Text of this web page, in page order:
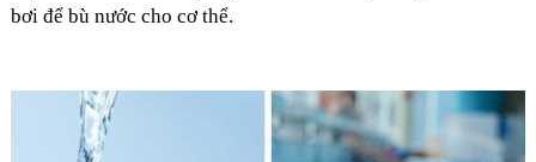
bơi để bù nước cho cơ thể.